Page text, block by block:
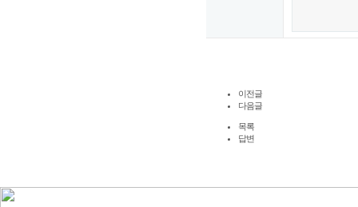
이전글
다음글
목록
답변